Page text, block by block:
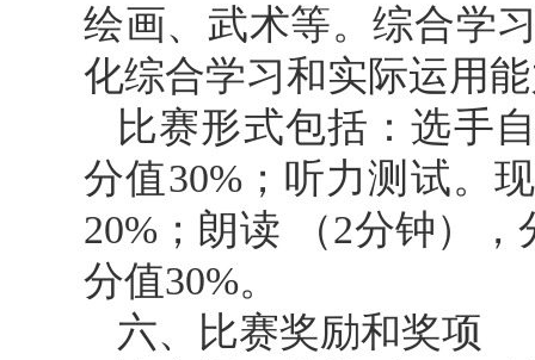
绘画、武术等。综合学
化综合学习和实际运用
比赛形式包括：选手
分值30%；听力测试。
20%；朗读 （2分钟）
分值30%。
六、比赛奖励和奖项